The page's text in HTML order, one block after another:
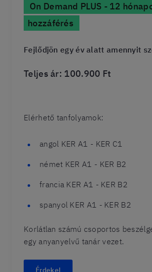
On Demand PLUS - 12
hozzáférés
Fejlődjön egy év alatt amennyit
Teljes ár: 100.900 Ft
Elérhető tanfolyamok:
angol KER A1 - KER C1
német KER A1 - KER B2
francia KER A1 - KER B2
spanyol KER A1 - KER B2
Korlátlan számú csoportos
egy anyanyelvű tanár vezet.
Érdekel